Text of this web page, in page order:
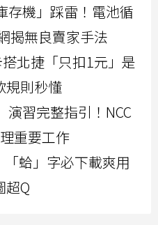
存機」踩雷！電池循
揭無良賣家手法
北捷「只扣1元」是
規則秒懂
習完整指引！NCC
重要工作
「蛤」字必下載爽用
超Q